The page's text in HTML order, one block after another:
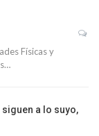
Físicas y
siguen a lo suyo,